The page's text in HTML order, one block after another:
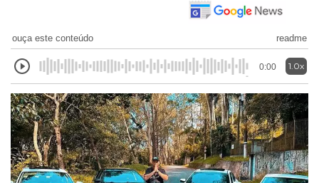
ouça este conteúdo readme
0:00 1.0x